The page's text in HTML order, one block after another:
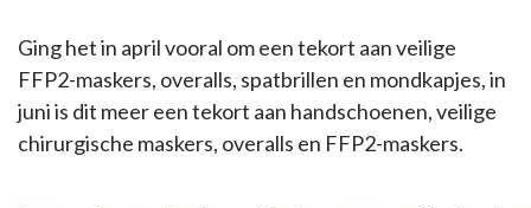
Ging het in april vooral om een tekort aan veilige
FFP2-maskers, overalls, spatbrillen en mondkapjes, in
juni is dit meer een tekort aan handschoenen, veilige
chirurgische maskers, overalls en FFP2-maskers.